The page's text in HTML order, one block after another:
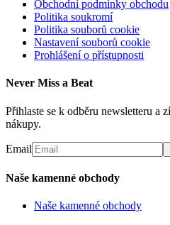
Obchodní podmínky obchodu
Politika soukromí
Politika souborů cookie
Nastavení souborů cookie
Prohlášení o přístupnosti
Never Miss a Beat
Přihlaste se k odběru newsletteru a
nákupy.
Email
Naše kamenné obchody
Naše kamenné obchody